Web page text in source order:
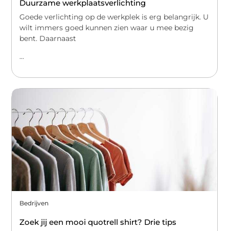
Duurzame werkplaatsverlichting
Goede verlichting op de werkplek is erg belangrijk. U
wilt immers goed kunnen zien waar u mee bezig
bent. Daarnaast
...
Bedrijven
Zoek jij een mooi quotrell shirt? Drie tips